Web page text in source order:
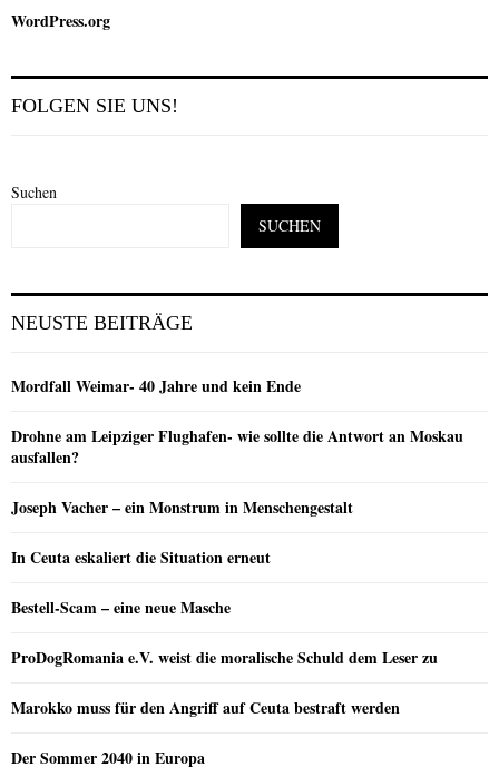
WordPress.org
FOLGEN SIE UNS!
Suchen
SUCHEN
NEUSTE BEITRÄGE
Mordfall Weimar- 40 Jahre und kein Ende
Drohne am Leipziger Flughafen- wie sollte die Antwort an Moskau
ausfallen?
Joseph Vacher – ein Monstrum in Menschengestalt
In Ceuta eskaliert die Situation erneut
Bestell-Scam – eine neue Masche
ProDogRomania e.V. weist die moralische Schuld dem Leser zu
Marokko muss für den Angriff auf Ceuta bestraft werden
Der Sommer 2040 in Europa